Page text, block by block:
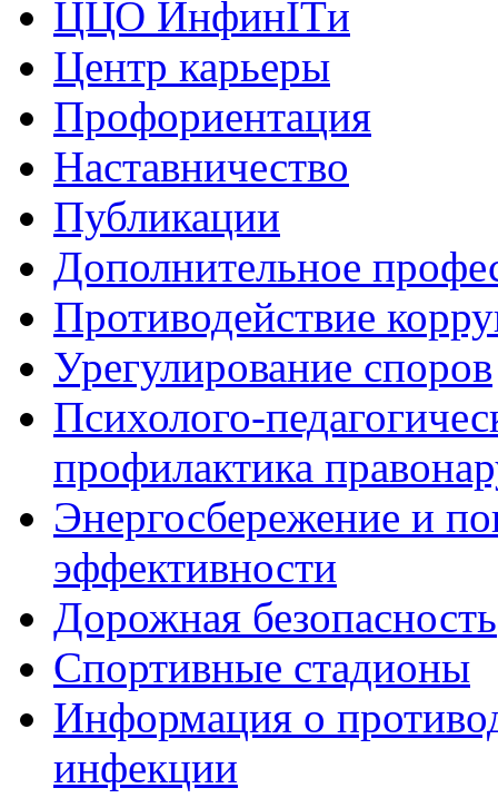
ЦЦО ИнфинITи
Центр карьеры
Профориентация
Наставничество
Публикации
Дополнительное
Противодействие
Урегулирование споров
Психолого-
профилактика
Энергосбережение и
эффективности
Дорожная безопасность
Спортивные стадионы
Информация о
инфекции